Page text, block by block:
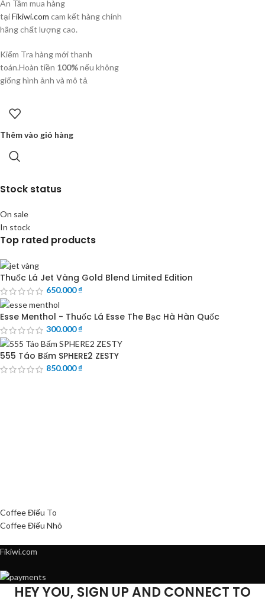
Stock status
On sale
In stock
Top rated products
Thuốc Lá Jet Vàng Gold Blend Limited Edition
650.000₫
Esse Menthol - Thuốc Lá Esse The Bạc Hà Hàn Quốc
300.000₫
555 Táo Bấm SPHERE2 ZESTY
850.000₫
An Tâm mua hàng
tạiFikiwi.com cam kết hàng chính
hãng chất lượng cao.
Kiểm Tra hàng mới thanh
toán.Hoàn tiền 100%nếu không
giống hình ảnh và mô tả
Thêm vào giỏ hàng
Coffee Điếu To
Coffee Điếu Nhỏ
Fikiwi.com
HEY YOU, SIGN UP AND CONNECT TO